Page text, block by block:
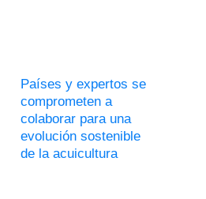
Países y expertos se
comprometen a
colaborar para una
evolución sostenible
de la acuicultura